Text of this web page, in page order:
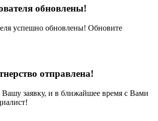
обновлены!
успешно обновлены! Обновите
отправлена!
заявку, и в ближайшее время с Вами